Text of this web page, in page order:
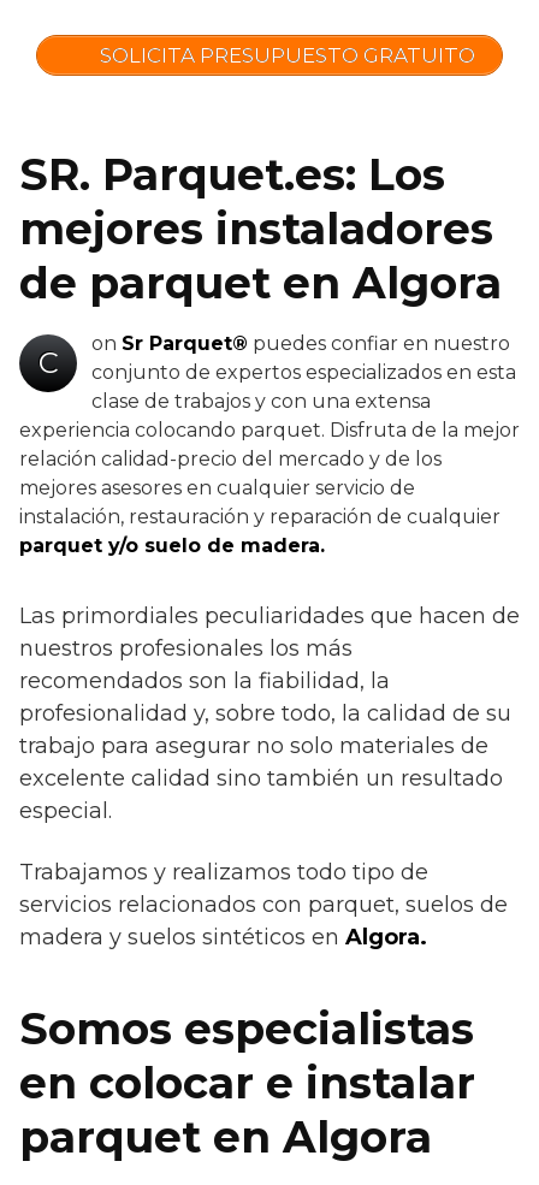
SOLICITA PRESUPUESTO GRATUITO
SR. Parquet.es: Los
mejores instaladores
de parquet en Algora
C
on Sr Parquet® puedes confiar en nuestro
conjunto de expertos especializados en esta
clase de trabajos y con una extensa
experiencia colocando parquet. Disfruta de la mejor
relación calidad-precio del mercado y de los
mejores asesores en cualquier servicio de
instalación, restauración y reparación de cualquier
parquet y/o suelo de madera.
Las primordiales peculiaridades que hacen de
nuestros profesionales los más
recomendados son la fiabilidad, la
profesionalidad y, sobre todo, la calidad de su
trabajo para asegurar no solo materiales de
excelente calidad sino también un resultado
especial.
Trabajamos y realizamos todo tipo de
servicios relacionados con parquet, suelos de
madera y suelos sintéticos en Algora.
Somos especialistas
en colocar e instalar
parquet en Algora